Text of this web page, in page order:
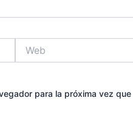
para la próxima vez que